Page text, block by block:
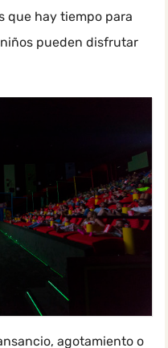
que hay tiempo para
pueden disfrutar
agotamiento o